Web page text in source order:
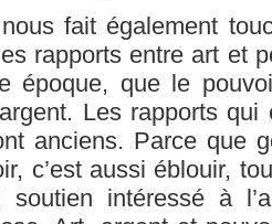
fait également
rapports entre art et
époque, que le
Les rapports qui
anciens. Parce que
c’est aussi éblouir,
soutien intéressé à